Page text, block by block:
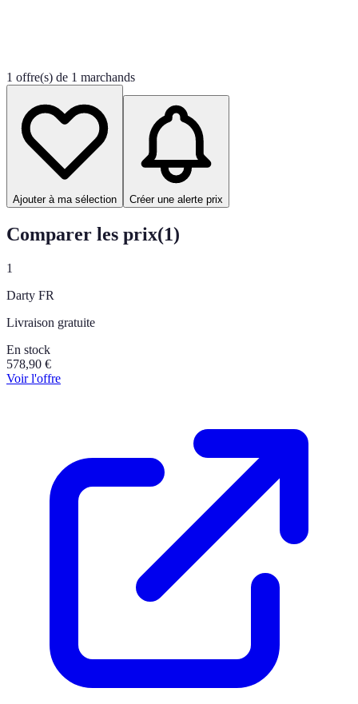
1 offre(s) de 1 marchands
Ajouter à ma sélection Créer une alerte prix
Comparer les prix(1)
1
Darty FR
Livraison gratuite
En stock
578,90 €
Voir l'offre